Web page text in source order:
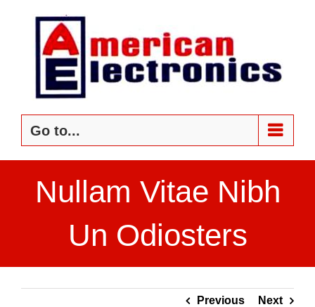
Go to...
Nullam Vitae Nibh
Un Odiosters
Previous Next